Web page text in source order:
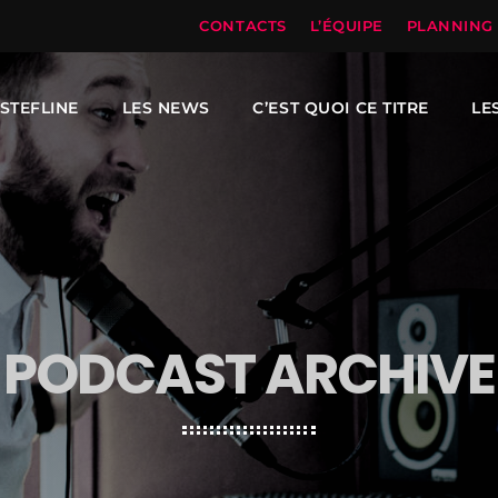
CONTACTS L’ÉQUIPE PLANNING
LES NEWS C’EST QUOI CE TITRE
PODCAST ARCHIVE